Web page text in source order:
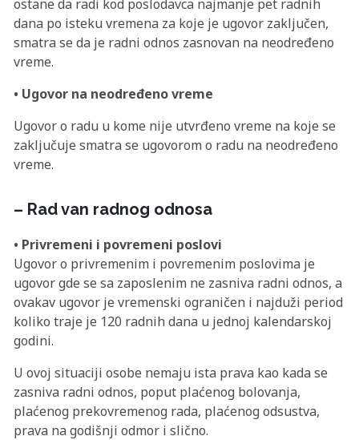
ostane da radi kod poslodavca najmanje pet radnih
dana po isteku vremena za koje je ugovor zaključen,
smatra se da je radni odnos zasnovan na neodređeno
vreme.
• Ugovor na neodređeno vreme
Ugovor o radu u kome nije utvrđeno vreme na koje se
zaključuje smatra se ugovorom o radu na neodređeno
vreme.
– Rad van radnog odnosa
• Privremeni i povremeni poslovi
Ugovor o privremenim i povremenim poslovima je
ugovor gde se sa zaposlenim ne zasniva radni odnos, a
ovakav ugovor je vremenski ograničen i najduži period
koliko traje je 120 radnih dana u jednoj kalendarskoj
godini.
U ovoj situaciji osobe nemaju ista prava kao kada se
zasniva radni odnos, poput plaćenog bolovanja,
plaćenog prekovremenog rada, plaćenog odsustva,
prava na godišnji odmor i slično.